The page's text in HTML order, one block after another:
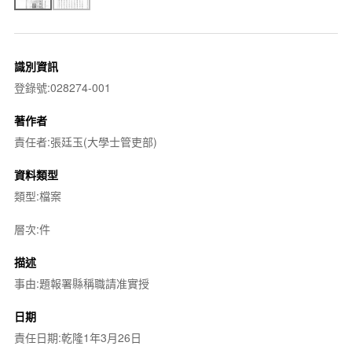
識別資訊
登錄號:028274-001
著作者
責任者:張廷玉(大學士管吏部)
資料類型
類型:檔案
層次:件
描述
事由:題報署縣稱職請准實授
日期
責任日期:乾隆1年3月26日